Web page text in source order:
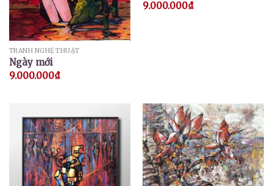
TRANH NGHỆ THUẬT
Ngày mới
9.000.000₫
9.000.000₫